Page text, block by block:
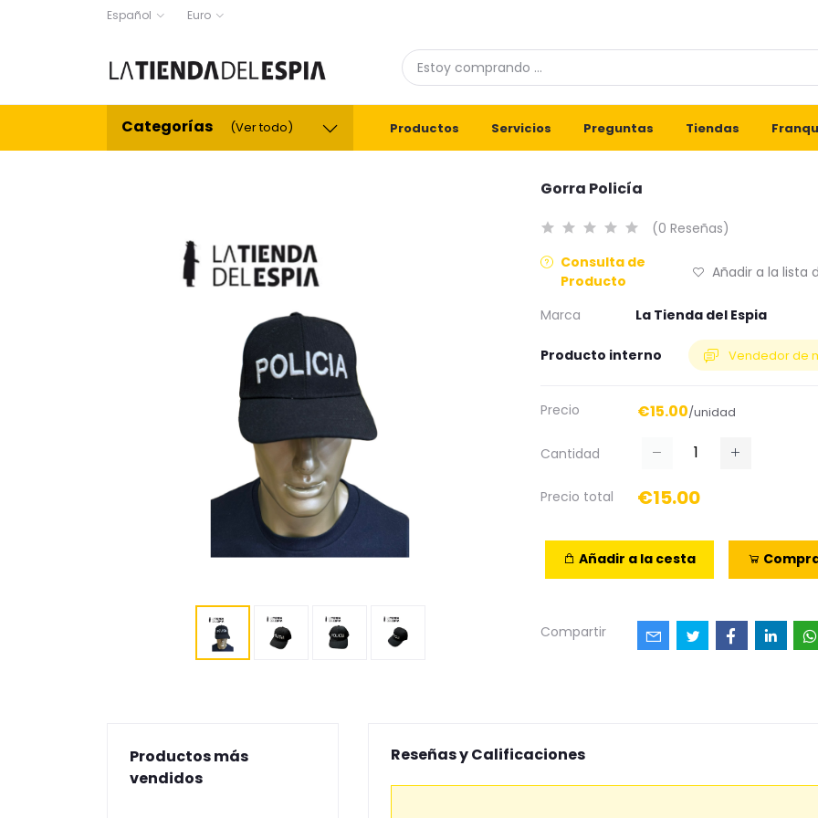
Español Euro
Categorías (Ver todo) Productos Servicios Preguntas Tiendas
Gorra Policía
(0 Reseñas)
Consulta de
Producto
Añadir a la lista
Marca La Tienda del Espia
Producto interno Vendedor de
Precio €15.00/unidad
Cantidad
Precio total €15.00
Añadir a la cesta
Compartir
Productos más
vendidos
Reseñas y Calificaciones